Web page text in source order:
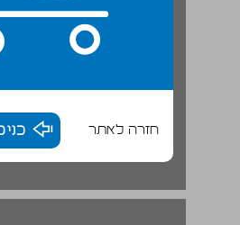
חזרה לאתר
הקרבה, זכויות וסבל ריבוי משמעויות בקטגוריה המוסרית "נפגעי פעולות האיבה" בישראל ... 17